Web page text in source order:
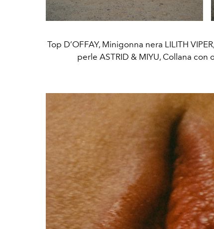
Top D’OFFAY, Minigonna nera LILITH
perle ASTRID & MIYU, Collana con